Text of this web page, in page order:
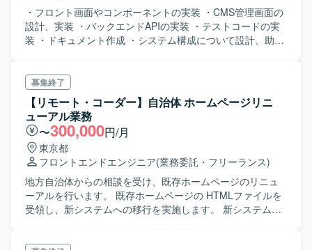
・フロント画面やコンポーネントの実装 ・CMS管理画面の
設計、実装 ・バックエンドAPIの実装 ・テストコードの実
装 ・ドキュメント作成 ・システム構成について設計、助言
募集終了
【リモート・コーダー】自治体 ホームページリニ
ューアル業務
〜300,000円/月
東京都
フロントエンドエンジニア(業務委託・フリーランス)
地方自治体からの相談を受け、既存ホームページのリニュ
ーアルを行います。 既存ホームページの HTMLファイルを
受領し、新システムへの移行を実施します。 新システムへ